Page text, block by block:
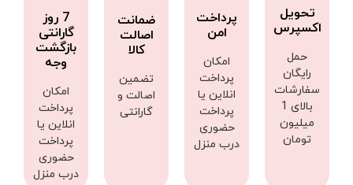
تحویل
اکسپرس
حمل
رایگان
سفارشات
بالای 1
میلیون
تومان
پرداخت
امن
امکان
پرداخت
انلاین یا
پرداخت
حضوری
درب منزل
ضمانت
اصالت
کالا
تضمین
اصالت و
گارانتی
7 روز
گارانتی
بازگشت
وجه
امکان
پرداخت
انلاین یا
پرداخت
حضوری
درب منزل